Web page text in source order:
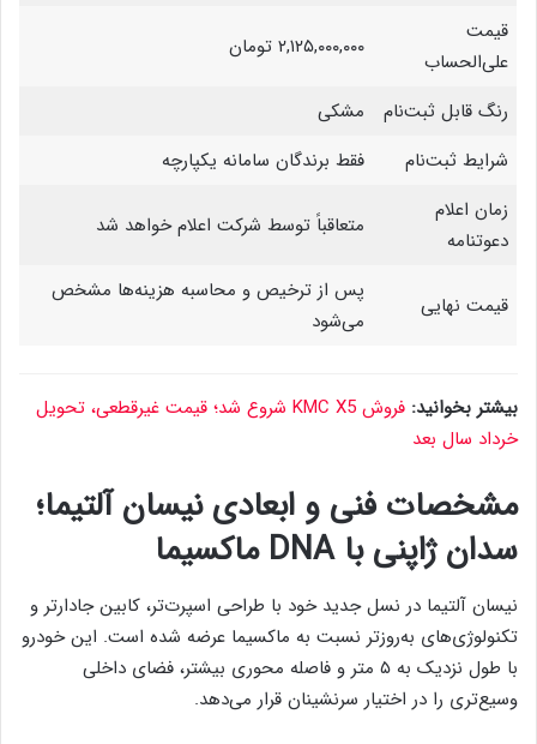
قیمت
علی‌الحساب
۲,۱۲۵,۰۰۰,۰۰۰ تومان
رنگ قابل ثبت‌نام
مشکی
شرایط ثبت‌نام
فقط برندگان سامانه یکپارچه
زمان اعلام
دعوتنامه
متعاقباً توسط شرکت اعلام خواهد شد
قیمت نهایی
پس از ترخیص و محاسبه هزینه‌ها مشخص
می‌شود
بیشتر بخوانید:
فروش KMC X5 شروع شد؛ قیمت غیرقطعی، تحویل
خرداد سال بعد
مشخصات فنی و ابعادی نیسان آلتیما؛
سدان ژاپنی با DNA ماکسیما
نیسان آلتیما در نسل جدید خود با طراحی اسپرت‌تر، کابین جادارتر و
تکنولوژی‌های به‌روزتر نسبت به ماکسیما عرضه شده است. این خودرو
با طول نزدیک به ۵ متر و فاصله محوری بیشتر، فضای داخلی
وسیع‌تری را در اختیار سرنشینان قرار می‌دهد.